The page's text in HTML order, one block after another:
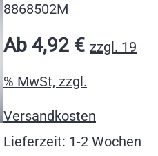
8868502M
Ab 4,92 € zzgl. 19
% MwSt, zzgl.
Versandkosten
Lieferzeit: 1-2 Wochen